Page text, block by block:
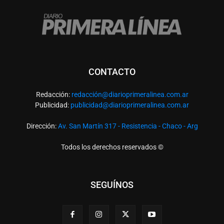
CONTACTO
Redacción: redacción@diarioprimeralinea.com.ar
Publicidad: publicidad@diarioprimeralinea.com.ar
Dirección:Av. San Martín 317 - Resistencia - Chaco - Arg
Todos los derechos reservados ©
SEGUÍNOS